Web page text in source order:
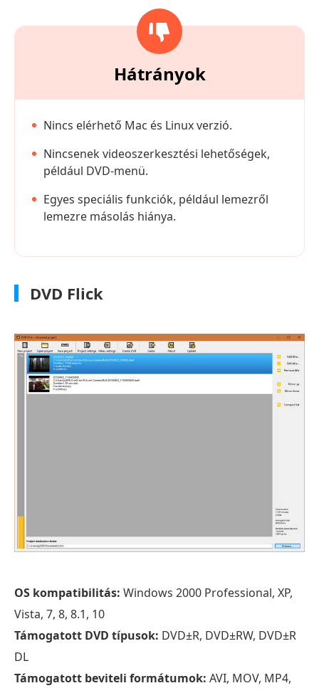
Hátrányok
Nincs elérhető Mac és Linux verzió.
Nincsenek videoszerkesztési lehetőségek,
például DVD-menü.
Egyes speciális funkciók, például lemezről
lemezre másolás hiánya.
DVD Flick
OS kompatibilitás: Windows 2000 Professional, XP,
Vista, 7, 8, 8.1, 10
Támogatott DVD típusok: DVD±R, DVD±RW, DVD±R
DL
Támogatott beviteli formátumok: AVI, MOV, MP4,